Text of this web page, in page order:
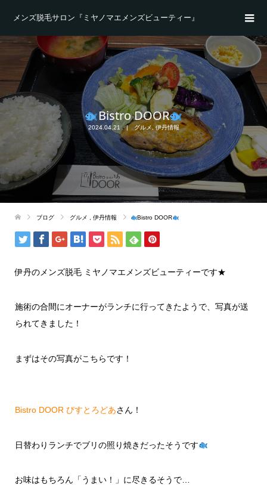
メンズ脱毛サロン『ミヤノマエメンズビューティー』
Bistro DOOR
2024.04.21 グルメ,伊丹情報
ブログ グルメ 伊丹情報 Bistro DOOR
伊丹のメンズ脱毛 ミヤノマエメンズビューティーです★
施術の合間にオーナーがランチに行ってきたようで、写真が送
られてきました！
まずはその写真がこちらです！
Bistro DOOR びすとろどあさん！
日替わりランチでブリの照り焼きだったそうです
お味はもちろん「うまい！」に尽きるそうで…